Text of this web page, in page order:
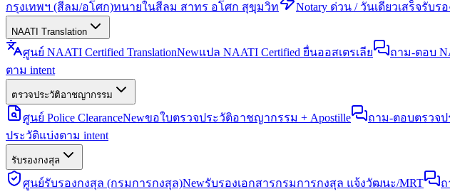
กรุงเทพฯ (สีลม/อโศก)ทนายในสีลม สาทร อโศก สุขุมวิท Notary ด่วน / วันเดียวเสร็จรับรอ
NAATI Translation
ศูนย์ NAATI Certified TranslationNewแปล NAATI Certified ยื่นออสเตรเลีย ถาม-ตอบ
ตาม intent
ตรวจประวัติอาชญากรรม
ศูนย์ Police ClearanceNewขอใบตรวจประวัติอาชญากรรม + Apostille ถาม-ตอบตรวจป
ประวัติแบ่งตาม intent
รับรองกงสุล
ศูนย์รับรองกงสุล (กรมการกงสุล)Newรับรองเอกสารกรมการกงสุล แจ้งวัฒนะ/MRT ถ